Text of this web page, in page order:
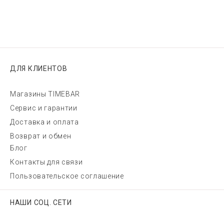
ДЛЯ КЛИЕНТОВ
Магазины TIMEBAR
Сервис и гарантии
Доставка и оплата
Возврат и обмен
Блог
Контакты для связи
Пользовательское соглашение
НАШИ СОЦ. СЕТИ